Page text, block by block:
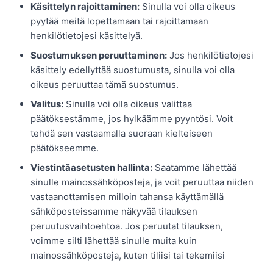
Käsittelyn rajoittaminen: Sinulla voi olla oikeus
pyytää meitä lopettamaan tai rajoittamaan
henkilötietojesi käsittelyä.
Suostumuksen peruuttaminen: Jos henkilötietojesi
käsittely edellyttää suostumusta, sinulla voi olla
oikeus peruuttaa tämä suostumus.
Valitus: Sinulla voi olla oikeus valittaa
päätöksestämme, jos hylkäämme pyyntösi. Voit
tehdä sen vastaamalla suoraan kielteiseen
päätökseemme.
Viestintäasetusten hallinta: Saatamme lähettää
sinulle mainossähköposteja, ja voit peruuttaa niiden
vastaanottamisen milloin tahansa käyttämällä
sähköposteissamme näkyvää tilauksen
peruutusvaihtoehtoa. Jos peruutat tilauksen,
voimme silti lähettää sinulle muita kuin
mainossähköposteja, kuten tiliisi tai tekemiisi